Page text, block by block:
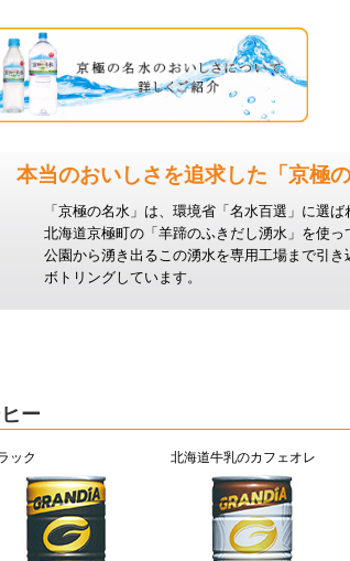
本当のおいしさを追求した「京極の
「京極の名水」は、環境省「名水百選」に選ば
北海道京極町の「羊蹄のふきだし湧水」を使っ
公園から湧き出るこの湧水を専用工場まで引き
ボトリングしています。
ー
ック 北海道牛乳のカフェオレ